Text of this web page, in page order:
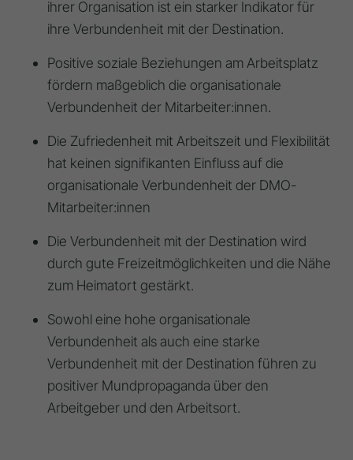
ihrer Organisation ist ein starker Indikator für
ihre Verbundenheit mit der Destination.
Positive soziale Beziehungen am Arbeitsplatz
fördern maßgeblich die organisationale
Verbundenheit der Mitarbeiter:innen.
Die Zufriedenheit mit Arbeitszeit und Flexibilität
hat keinen signifikanten Einfluss auf die
organisationale Verbundenheit der DMO-
Mitarbeiter:innen
Die Verbundenheit mit der Destination wird
durch gute Freizeitmöglichkeiten und die Nähe
zum Heimatort gestärkt.
Sowohl eine hohe organisationale
Verbundenheit als auch eine starke
Verbundenheit mit der Destination führen zu
positiver Mundpropaganda über den
Arbeitgeber und den Arbeitsort.